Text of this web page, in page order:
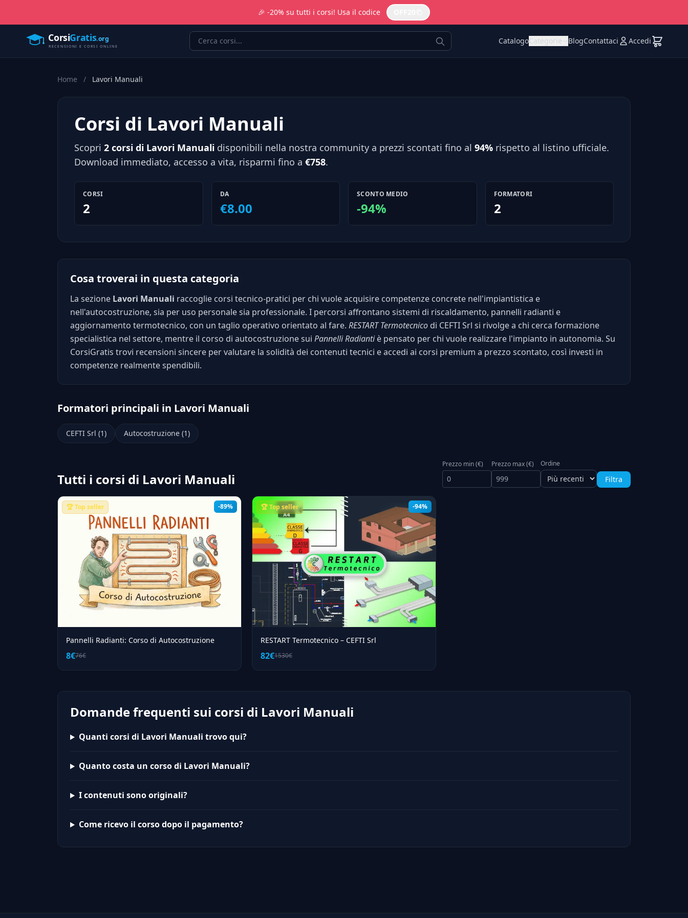
🎉 -20% su tutti i corsi! Usa il codice
CatalogoCategorie BlogContattaci Accedi
Home / Lavori Manuali
Corsi di Lavori Manuali
Scopri 2 corsi di Lavori Manuali disponibili nella nostra community a prezzi scontati fino al 94% rispetto al listino ufficiale.
Download immediato, accesso a vita, risparmi fino a €758.
CORSI
2
DA
€8.00
SCONTO MEDIO
-94%
FORMATORI
2
Cosa troverai in questa categoria
La sezione Lavori Manuali raccoglie corsi tecnico-pratici per chi vuole acquisire competenze concrete nell'impiantistica e
nell'autocostruzione, sia per uso personale sia professionale. I percorsi affrontano sistemi di riscaldamento, pannelli radianti e
aggiornamento termotecnico, con un taglio operativo orientato al fare. RESTART Termotecnico di CEFTI Srl si rivolge a chi cerca formazione
specialistica nel settore, mentre il corso di autocostruzione sui Pannelli Radiantiè pensato per chi vuole realizzare l'impianto in autonomia. Su
CorsiGratis trovi recensioni sincere per valutare la solidità dei contenuti tecnici e accedi ai corsi premium a prezzo scontato, così investi in
competenze realmente spendibili.
Formatori principali in Lavori Manuali
CEFTI Srl (1) Autocostruzione (1)
Tutti i corsi di Lavori Manuali
Prezzo min (€) Prezzo max (€) Ordine
Filtra
-89%
🏆 Top seller
Pannelli Radianti: Corso di Autocostruzione
8€76€
-94%
🏆 Top seller
RESTART Termotecnico – CEFTI Srl
82€1530€
Domande frequenti sui corsi di Lavori Manuali
Quanti corsi di Lavori Manuali trovo qui?
Quanto costa un corso di Lavori Manuali?
I contenuti sono originali?
Come ricevo il corso dopo il pagamento?